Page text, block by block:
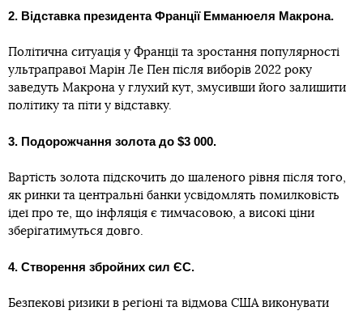
2. Відставка президента Франції Емманюеля Макрона.
Політична ситуація у Франції та зростання популярності
ультраправої Марін Ле Пен після виборів 2022 року
заведуть Макрона у глухий кут, змусивши його залишити
політику та піти у відставку.
3. Подорожчання золота до $3 000.
Вартість золота підскочить до шаленого рівня після того,
як ринки та центральні банки усвідомлять помилковість
ідеї про те, що інфляція є тимчасовою, а високі ціни
зберігатимуться довго.
4. Створення збройних сил ЄС.
Безпекові ризики в регіоні та відмова США виконувати